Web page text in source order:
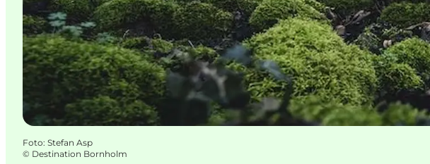
Foto: Stefan Asp
© Destination Bornholm